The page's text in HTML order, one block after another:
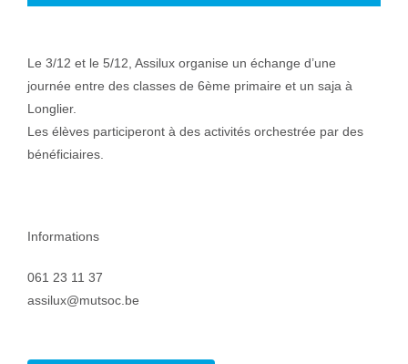
Le 3/12 et le 5/12, Assilux organise un échange d’une
journée entre des classes de 6ème primaire et un saja à
Longlier.
Les élèves participeront à des activités orchestrée par des
bénéficiaires.
Informations
061 23 11 37
assilux@mutsoc.be